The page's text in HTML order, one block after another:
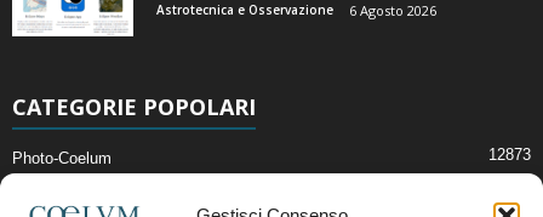
Astrotecnica e Osservazione 6 Agosto 2026
CATEGORIE POPOLARI
Photo-Coelum 12873